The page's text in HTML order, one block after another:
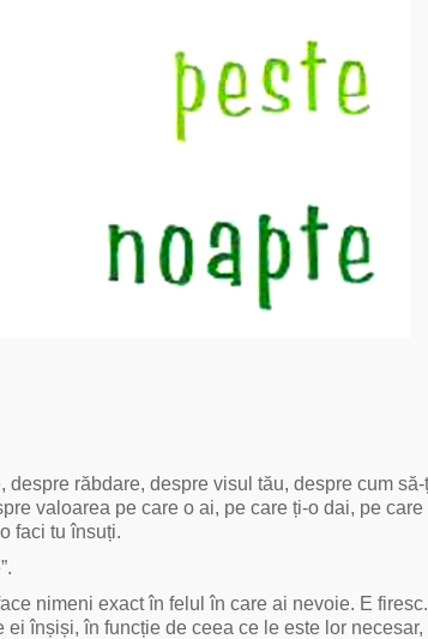
despre răbdare, despre visul tău, despre cum
valoarea pe care o ai, pe care ți-o dai, pe
faci tu însuți.
nimeni exact în felul în care ai nevoie. E
înșiși, în funcție de ceea ce le este lor